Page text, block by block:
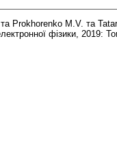
та Prokhorenko M.V. та
фізики, 2019: